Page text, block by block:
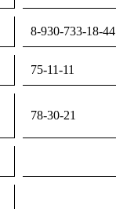
8-930-733-18-44
75-11-11
78-30-21